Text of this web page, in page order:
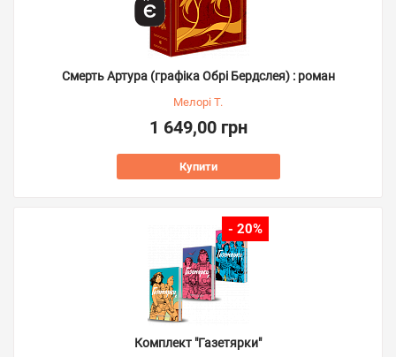
Смерть Артура (графіка Обрі Бердслея) : роман
Мелорі Т.
1 649,00 грн
Купити
- 20%
Комплект "Газетярки"